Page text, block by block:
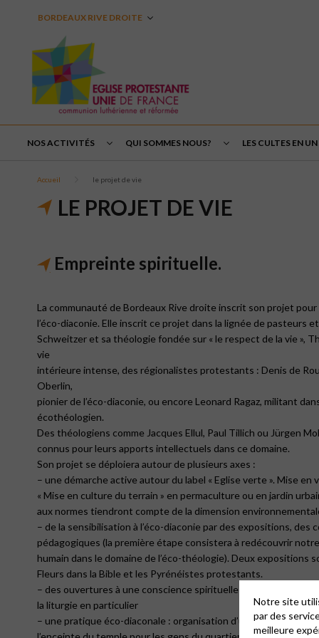
BORDEAUX RIVE DROITE
NOS ACTIVITÉS QUI SOMMES NOUS? LES CULTES EN
Accueil le projet de vie
LE PROJET DE VIE
Empreinte spirituelle.
La communauté de Bordeaux Rive droite inscrit son projet
l’éco-diaconie. Elle inscrit ce projet dans la lignée de pasteurs
Schweitzer et sa théologie fondée sur « le respect de la vie »,
vie
intérieure intense, des régionalistes protestants : Denis de
Oberlin,
pionier de l’éco-diaconie, ou encore Leonard Ragaz, militant
écothéologien.
Des théologiens comme Jacques Ellul, Paul Tillich ou Jürgen
connus pour leurs apports intellectuels dans ce domaine.
Son projet se déploiera autour de plusieurs axes :
– une démarche active autour du label « Eglise verte ». Mise en
« Mise en culture du terrain » en permaculture ou en jardin
aux normes tiendront compte de la dimension
– de la sensibilisation à l’éco-diaconie par des expositions, des
pédagogiques (la première étape consistera à redécouvrir
humain dans le domaine de l’éco-théologie). Deux expositions
Fleurs dans la Bible et les Pyrénéistes protestants.
– des ouvertures à une conscience spirituelle en harmonie avec
la liturgie en particulier
– une pratique éco-diaconale : organisation d’un marché de
Notre site
par des
meilleure